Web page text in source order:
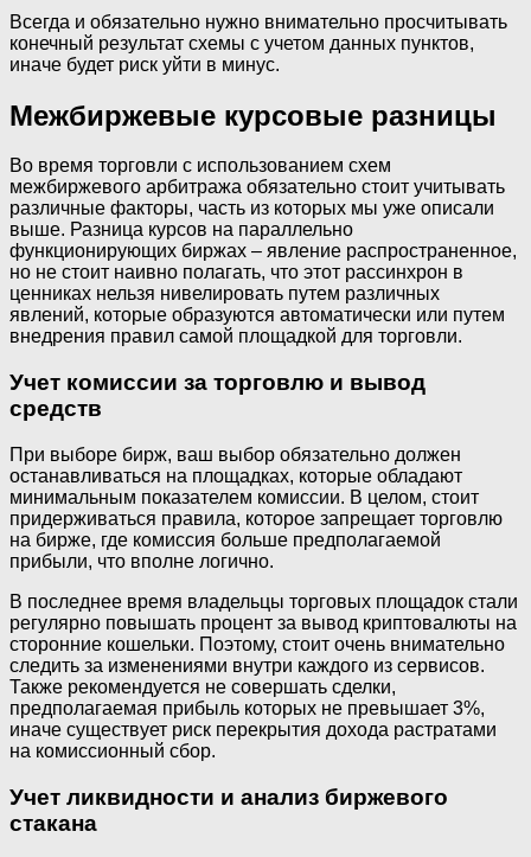
Всегда и обязательно нужно внимательно просчитывать
конечный результат схемы с учетом данных пунктов,
иначе будет риск уйти в минус.
Межбиржевые курсовые разницы
Во время торговли с использованием схем
межбиржевого арбитража обязательно стоит учитывать
различные факторы, часть из которых мы уже описали
выше. Разница курсов на параллельно
функционирующих биржах – явление распространенное,
но не стоит наивно полагать, что этот рассинхрон в
ценниках нельзя нивелировать путем различных
явлений, которые образуются автоматически или путем
внедрения правил самой площадкой для торговли.
Учет комиссии за торговлю и вывод
средств
При выборе бирж, ваш выбор обязательно должен
останавливаться на площадках, которые обладают
минимальным показателем комиссии. В целом, стоит
придерживаться правила, которое запрещает торговлю
на бирже, где комиссия больше предполагаемой
прибыли, что вполне логично.
В последнее время владельцы торговых площадок стали
регулярно повышать процент за вывод криптовалюты на
сторонние кошельки. Поэтому, стоит очень внимательно
следить за изменениями внутри каждого из сервисов.
Также рекомендуется не совершать сделки,
предполагаемая прибыль которых не превышает 3%,
иначе существует риск перекрытия дохода растратами
на комиссионный сбор.
Учет ликвидности и анализ биржевого
стакана